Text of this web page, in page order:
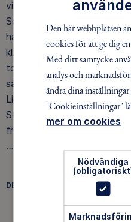
vi fick ändå frukost och ett
Sedan vandrade vi en
havet runt Läckö strand. I
kl. 15.03 gick vi ca 6 km till
tog upp oss för att köra till
sätt fick vi se fiskeläget
Lidköping gick kl. 16.30 till
Stockholm. Vi var framme
fredagskvällen. (Vandrade
...berättade Marianne....
DELA
FACEBOOK
Den här webbplatsen
cookies för att ge dig
Med ditt samtycke
analys och
ändra dina
"Cookieinställningar"
mer om cookies
Nödvändiga